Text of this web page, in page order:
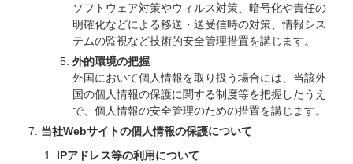
ソフトウェア対策やウィルス対策、暗号化や責任の
明確化などによる移送・送受信時の対策、情報シス
テムの監視など技術的安全管理措置を講じます。
外的環境の把握
外国において個⼈情報を取り扱う場合には、当該外
国の個⼈情報の保護に関する制度等を把握したうえ
で、個⼈情報の安全管理のための措置を講じます。
当社Webサイトの個人情報の保護について
IPアドレス等の利用について